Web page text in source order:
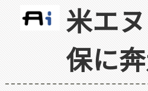
米エ
保に